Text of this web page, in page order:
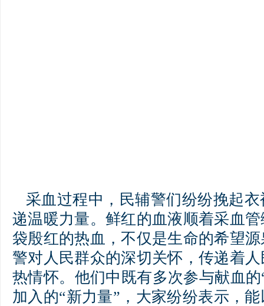
采血过程中，民辅警们纷纷挽起
递温暖力量。鲜红的血液顺着采血
袋殷红的热血，不仅是生命的希望
警对人民群众的深切关怀，传递着
热情怀。他们中既有多次参与献血
加入的“新力量”，大家纷纷表示，